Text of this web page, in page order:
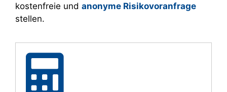
kostenfreie und anonyme Risikovoranfrage
stellen.